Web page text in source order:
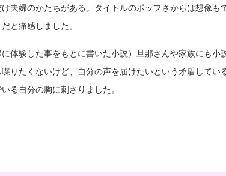
夫婦のかたちがある。タイトルのポップさからは想像も
と痛感しました。
体験した事をもとに書いた小説）旦那さんや家族にも小
りたくないけど、自分の声を届けたいという矛盾してい
る自分の胸に刺さりました。